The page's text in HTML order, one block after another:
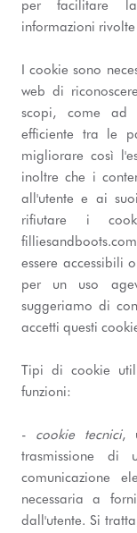
per facilitare
informazioni
I cookie sono
web di
scopi, come ad
efficiente tra le
migliorare così
inoltre che i
all'utente e ai
rifiutare i
essere accessibili
per un uso
suggeriamo di
accetti questi
Tipi di cookie
funzioni:
- cookie tecnici,
trasmissione di
comunicazione
necessaria a
dall'utente. Si